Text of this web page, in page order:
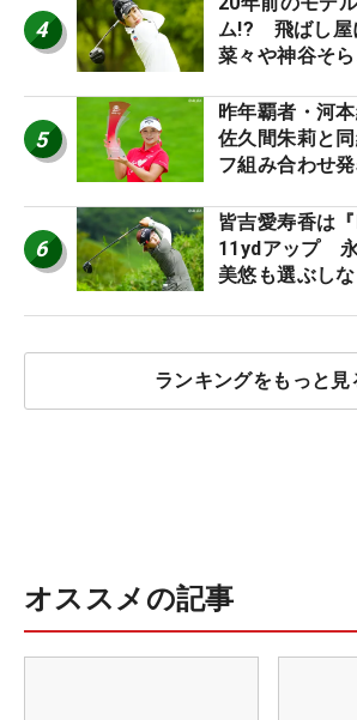
4
ム!? 飛ばし屋
菜々や神谷そ
ロたちの“飛ば
5
昨年覇者・河
佐久間朱莉と
フ組み合わせ
6
皆吉愛寿香は
11ydアップ
美悠も選ぶし
ランキングをもっと見
オススメの記事